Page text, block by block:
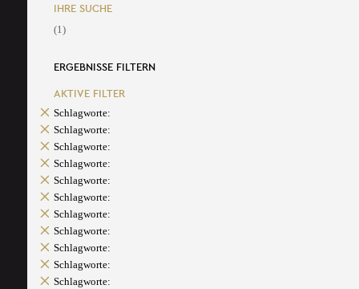
IHRE SUCHE
(1)
ERGEBNISSE FILTERN
AKTIVE FILTER
Schlagworte:
Schlagworte:
Schlagworte:
Schlagworte:
Schlagworte:
Schlagworte:
Schlagworte:
Schlagworte:
Schlagworte:
Schlagworte:
Schlagworte: